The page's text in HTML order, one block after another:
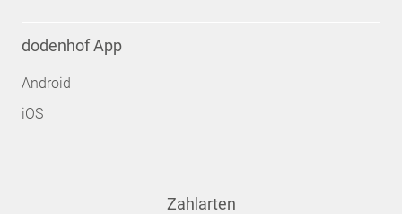
dodenhof App
Android
iOS
Zahlarten